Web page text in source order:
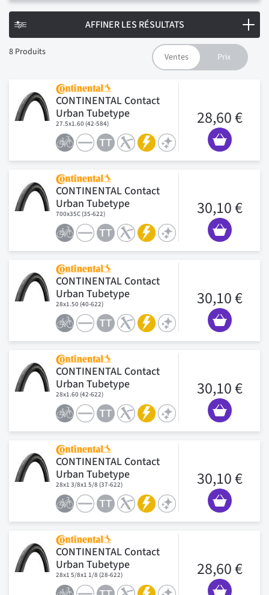
8 Produits
CONTINENTAL Contact
Urban Tubetype
27.5x1.60 (42-584) 28,60 €
CONTINENTAL Contact
Urban Tubetype
700x35C (35-622) 30,10 €
CONTINENTAL Contact
Urban Tubetype
28x1.50 (40-622) 30,10 €
CONTINENTAL Contact
Urban Tubetype
28x1.60 (42-622) 30,10 €
CONTINENTAL Contact
Urban Tubetype
28x1 3/8x1 5/8 (37-622) 30,10 €
CONTINENTAL Contact
Urban Tubetype
28x1 5/8x1 1/8 (28-622) 28,60 €
AFFINER LES RÉSULTATS